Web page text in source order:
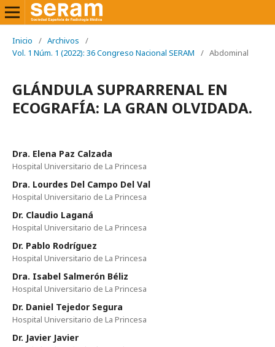
Inicio / Archivos
/
Vol. 1 Núm. 1 (2022): 36 Congreso Nacional SERAM
/ Abdominal
GLÁNDULA SUPRARRENAL EN
ECOGRAFÍA: LA GRAN OLVIDADA.
Dra. Elena Paz Calzada
Hospital Universitario de La Princesa
Dra. Lourdes Del Campo Del Val
Hospital Universitario de La Princesa
Dr. Claudio Laganá
Hospital Universitario de La Princesa
Dr. Pablo Rodríguez
Hospital Universitario de La Princesa
Dra. Isabel Salmerón Béliz
Hospital Universitario de La Princesa
Dr. Daniel Tejedor Segura
Hospital Universitario de La Princesa
Dr. Javier Javier